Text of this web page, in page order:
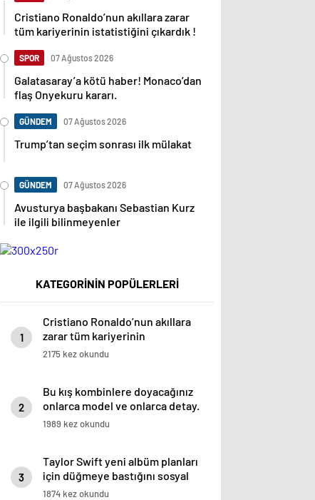
Cristiano Ronaldo’nun akıllara zarar
tüm kariyerinin istatistiğini çıkardık !
SPOR 07 Ağustos 2026
Galatasaray’a kötü haber! Monaco’dan
flaş Onyekuru kararı.
GÜNDEM 07 Ağustos 2026
Trump’tan seçim sonrası ilk mülakat
GÜNDEM 07 Ağustos 2026
Avusturya başbakanı Sebastian Kurz
ile ilgili bilinmeyenler
KATEGORİNİN POPÜLERLERİ
1
Cristiano Ronaldo’nun akıllara
zarar tüm kariyerinin
istatistiğini çıkardık !
2175 kez okundu
2
Bu kış kombinlere doyacağınız
onlarca model ve onlarca detay.
1989 kez okundu
3
Taylor Swift yeni albüm planları
için düğmeye bastığını sosyal
medyadan duyurdu!
1874 kez okundu